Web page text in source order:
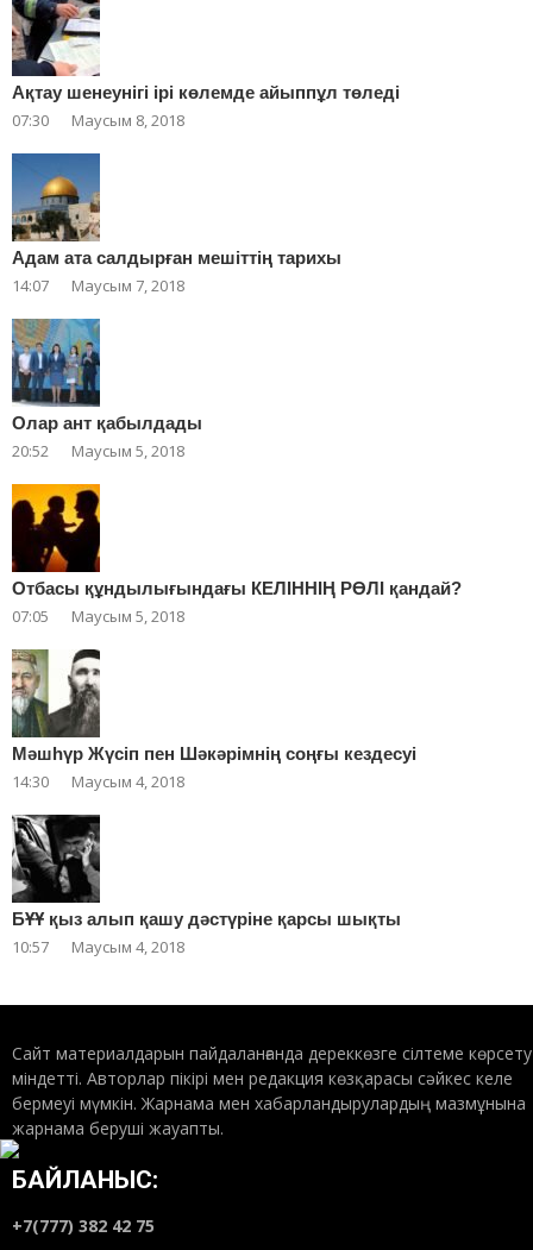
Ақтау шенеунігі ірі көлемде айыппұл төледі
07:30 Маусым 8, 2018
Адам ата салдырған мешіттің тарихы
14:07 Маусым 7, 2018
Олар ант қабылдады
20:52 Маусым 5, 2018
Отбасы құндылығындағы КЕЛІННІҢ РӨЛІ қандай?
07:05 Маусым 5, 2018
Мәшһүр Жүсіп пен Шәкәрімнің соңғы кездесуі
14:30 Маусым 4, 2018
БҰҰ қыз алып қашу дәстүріне қарсы шықты
10:57 Маусым 4, 2018
Сайт материалдарын пайдаланғанда дереккөзге сілтеме көрсету
міндетті. Авторлар пікірі мен редакция көзқарасы сәйкес келе
бермеуі мүмкін. Жарнама мен хабарландырулардың мазмұнына
жарнама беруші жауапты.
БАЙЛАНЫС:
+7(777) 382 42 75